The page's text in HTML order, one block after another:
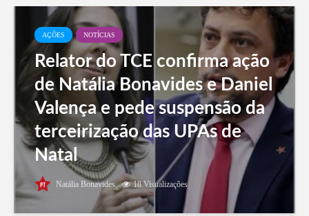
AÇÕES NOTÍCIAS
Relator do TCE confirma ação
de Natália Bonavides e Daniel
Valença e pede suspensão da
terceirização das UPAs de
Natal
Natália Bonavides 18 Visualizações